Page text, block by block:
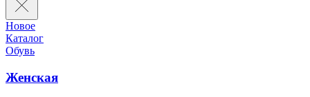
Новое
Каталог
Обувь
Женская